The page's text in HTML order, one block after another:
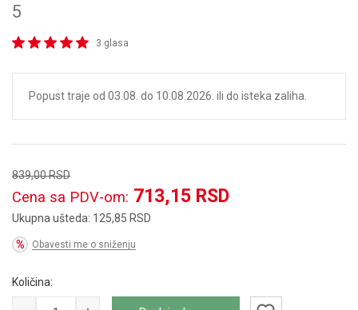
5
3 glasa
Popust traje od 03.08. do 10.08.2026. ili do isteka zaliha.
839,00RSD
Cena sa PDV-om: 713,15 RSD
Ukupna ušteda: 125,85 RSD
Obavesti me o sniženju
Količina: